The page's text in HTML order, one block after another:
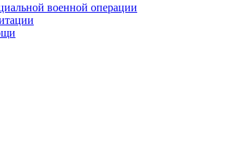
военной операции